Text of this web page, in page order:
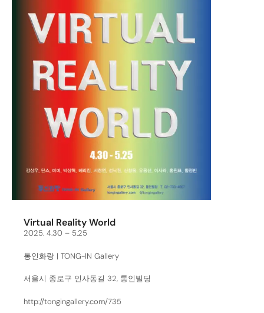
Virtual Reality World
2025. 4.30 – 5.25
통인화랑 | TONG-IN Gallery
서울시 종로구 인사동길 32, 통인빌딩
http://tongingallery.com/735